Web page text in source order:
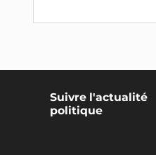
Suivre l'actualité
politique